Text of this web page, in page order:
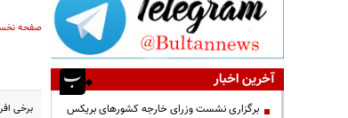
صفحه
برخی
آخرین اخبار
برگزاری نشست وزرای خارجه کشورهای بریکس